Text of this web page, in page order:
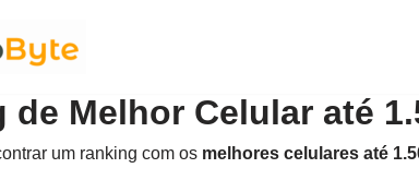
de Melhor Celular até
um ranking com os melhores celulares até